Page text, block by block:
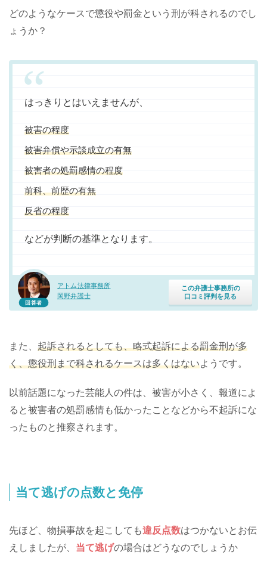
どのようなケースで懲役や罰金という刑が科されるのでし
ょうか？
回答者
アトム法律事務所
岡野弁護士
この弁護士事務所の
口コミ評判を見る
はっきりとはいえませんが、
被害の程度
被害弁償や示談成立の有無
被害者の処罰感情の程度
前科、前歴の有無
反省の程度
などが判断の基準となります。
また、 起訴されるとしても、略式起訴による罰金刑が多
く、懲役刑まで科されるケースは多くはないようです。
以前話題になった芸能人の件は、被害が小さく、報道によ
ると被害者の処罰感情も低かったことなどから不起訴にな
ったものと推察されます。
当て逃げの点数と免停
先ほど、物損事故を起こしても違反点数はつかないとお伝
えしましたが、 当て逃げの場合はどうなのでしょうか